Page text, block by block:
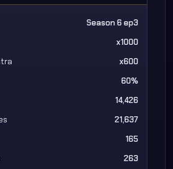
Season 6 ep3
x1000
x600
60%
14,426
21,637
165
263